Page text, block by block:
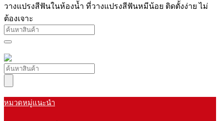
วางแปรงสีฟันในห้องน้ำ ที่วางแปรงสีฟันหมีน้อย ติดตั้งง่าย ไม่
ต้องเจาะ
หมวดหมู่แนะนำ